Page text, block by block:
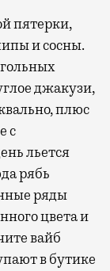
пятерки,
и сосны.
джакузи,
плюс
с
льется
рябь
ряды
цвета и
вайб
в бутике